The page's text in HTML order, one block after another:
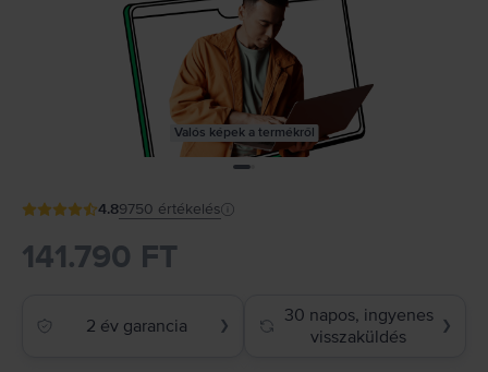
Valós képek a termékről
4.89750 értékelés
141.790 FT
2 év garancia ❯
30 napos, ingyenes
visszaküldés
❯